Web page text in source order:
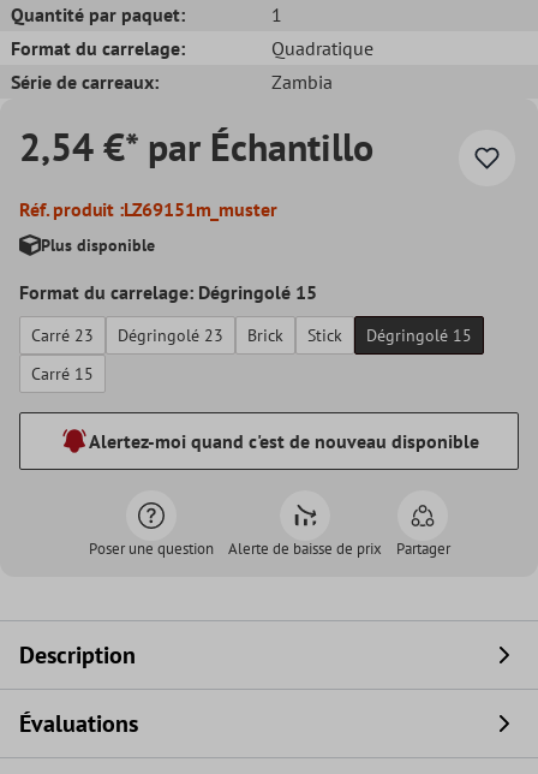
Quantité par paquet:
1
Format du carrelage:
Quadratique
Série de carreaux:
Zambia
2,54 €* par Échantillo
Réf. produit :LZ69151m_muster
Plus disponible
Format du carrelage: Dégringolé 15
Carré 23 Dégringolé 23 Brick Stick
Dégringolé 15
Carré 15
Alertez-moi quand c'est de nouveau disponible
Poser une question Alerte de baisse de prix Partager
Description
Évaluations